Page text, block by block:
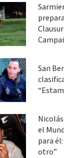
San
el
para
otro”